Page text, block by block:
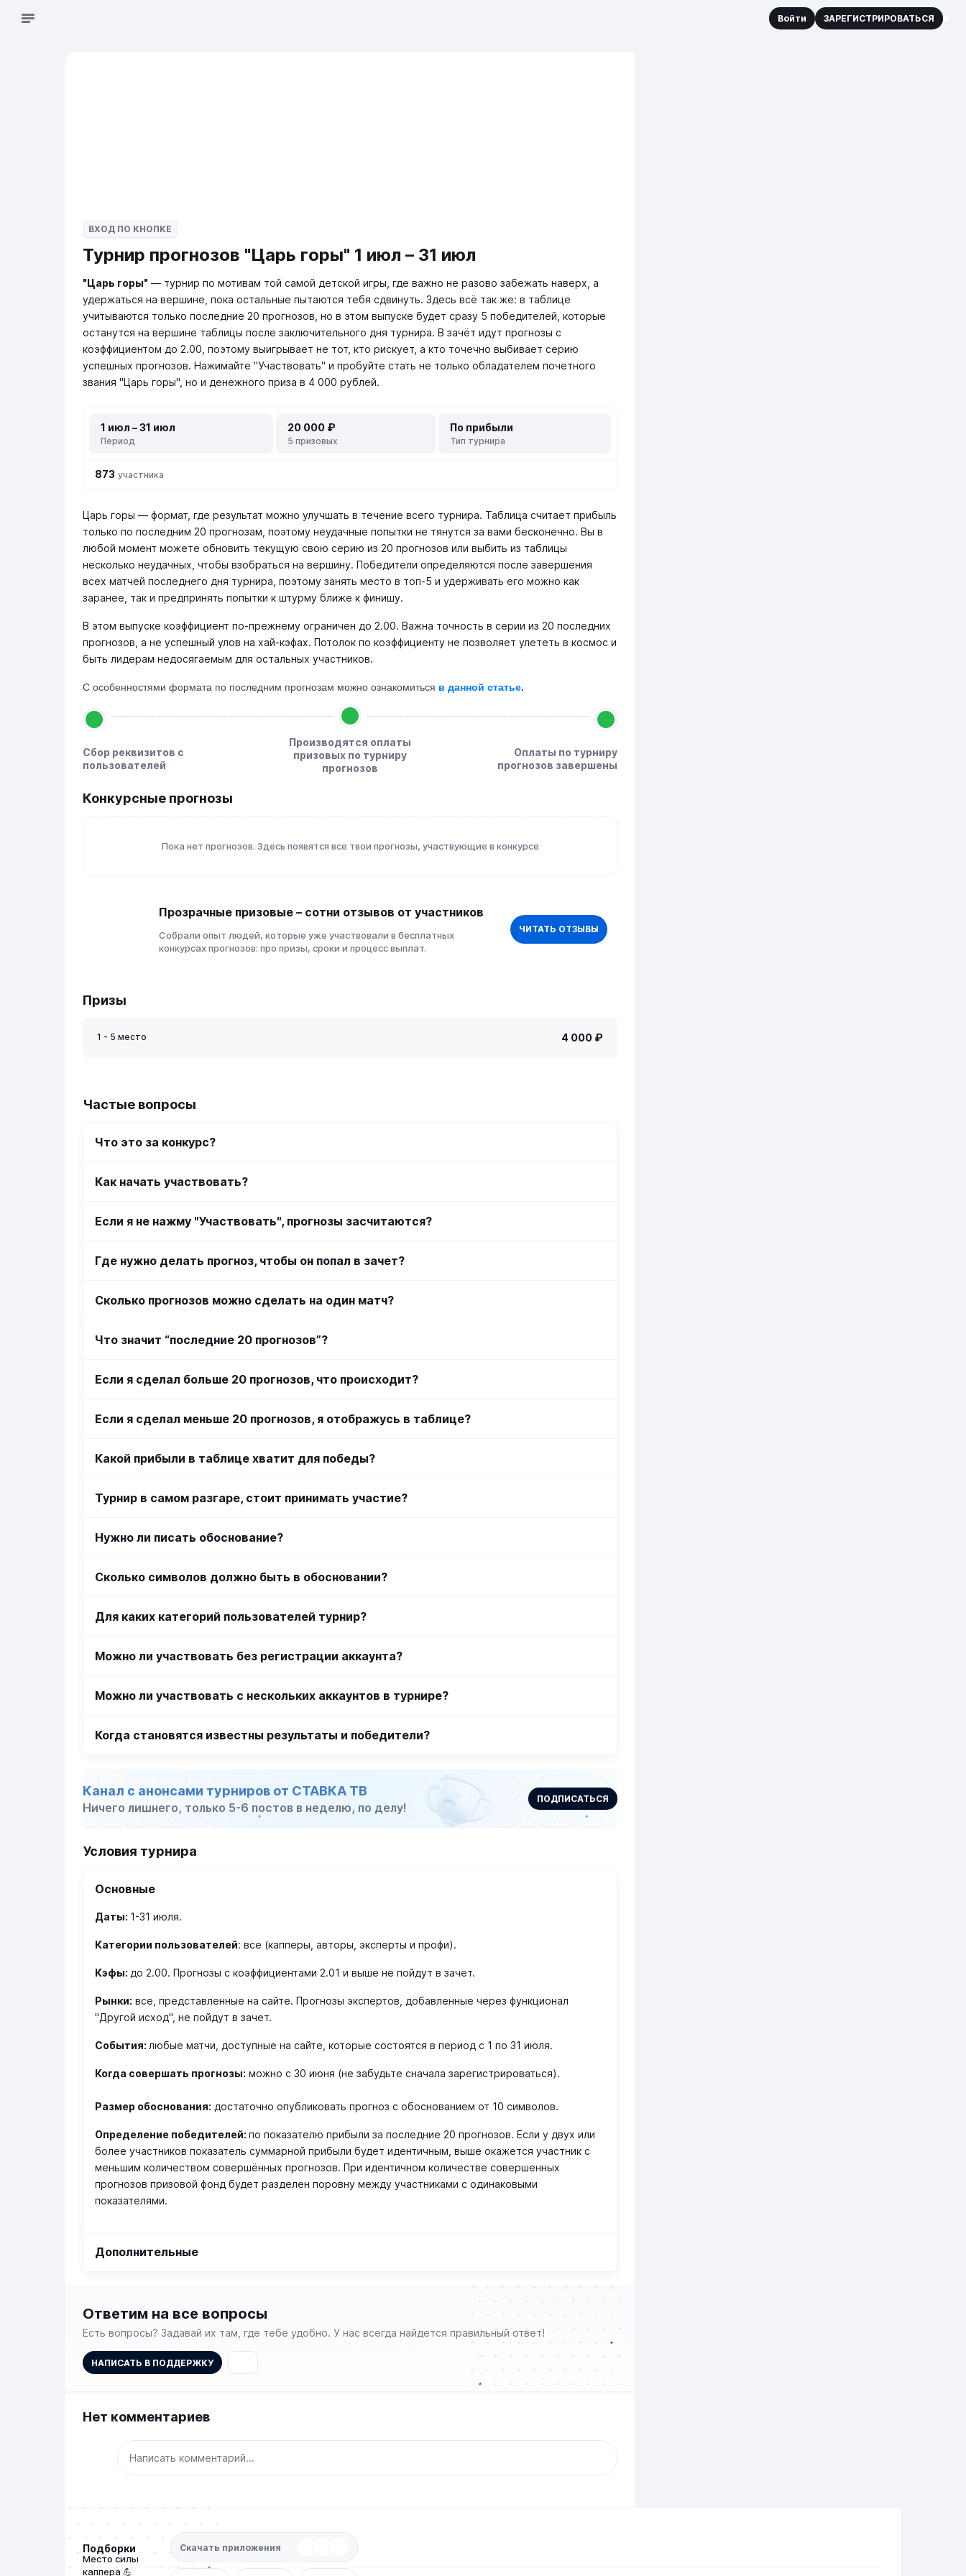
Войти ЗАРЕГИСТРИРОВАТЬСЯ
ВХОД ПО КНОПКЕ
Турнир прогнозов "Царь горы" 1 июл – 31 июл
"Царь горы" — турнир по мотивам той самой детской игры, где важно не разово забежать наверх, а
удержаться на вершине, пока остальные пытаются тебя сдвинуть. Здесь всё так же: в таблице
учитываются только последние 20 прогнозов, но в этом выпуске будет сразу 5 победителей, которые
останутся на вершине таблицы после заключительного дня турнира. В зачёт идут прогнозы с
коэффициентом до 2.00, поэтому выигрывает не тот, кто рискует, а кто точечно выбивает серию
успешных прогнозов. Нажимайте "Участвовать" и пробуйте стать не только обладателем почетного
звания "Царь горы", но и денежного приза в 4 000 рублей.
1 июл – 31 июл
Период
20 000 ₽
5 призовых
По прибыли
Тип турнира
873 участника
Царь горы — формат, где результат можно улучшать в течение всего турнира. Таблица считает прибыль
только по последним 20 прогнозам, поэтому неудачные попытки не тянутся за вами бесконечно. Вы в
любой момент можете обновить текущую свою серию из 20 прогнозов или выбить из таблицы
несколько неудачных, чтобы взобраться на вершину. Победители определяются после завершения
всех матчей последнего дня турнира, поэтому занять место в топ-5 и удерживать его можно как
заранее, так и предпринять попытки к штурму ближе к финишу.
В этом выпуске коэффициент по-прежнему ограничен до 2.00. Важна точность в серии из 20 последних
прогнозов, а не успешный улов на хай-кэфах. Потолок по коэффициенту не позволяет улететь в космос и
быть лидерам недосягаемым для остальных участников.
С особенностями формата по последним прогнозам можно ознакомиться в данной статье.
Сбор реквизитов с
пользователей
Производятся оплаты
призовых по турниру
прогнозов
Оплаты по турниру
прогнозов завершены
Конкурсные прогнозы
Пока нет прогнозов. Здесь появятся все твои прогнозы, участвующие в конкурсе
Прозрачные призовые – сотни отзывов от участников
Собрали опыт людей, которые уже участвовали в бесплатных
конкурсах прогнозов: про призы, сроки и процесс выплат.
ЧИТАТЬ ОТЗЫВЫ
Призы
1 - 5 место 4 000 ₽
Частые вопросы
Что это за конкурс?
Как начать участвовать?
Если я не нажму "Участвовать", прогнозы засчитаются?
Где нужно делать прогноз, чтобы он попал в зачет?
Сколько прогнозов можно сделать на один матч?
Что значит “последние 20 прогнозов”?
Если я сделал больше 20 прогнозов, что происходит?
Если я сделал меньше 20 прогнозов, я отображусь в таблице?
Какой прибыли в таблице хватит для победы?
Турнир в самом разгаре, стоит принимать участие?
Нужно ли писать обоснование?
Сколько символов должно быть в обосновании?
Для каких категорий пользователей турнир?
Можно ли участвовать без регистрации аккаунта?
Можно ли участвовать с нескольких аккаунтов в турнире?
Когда становятся известны результаты и победители?
Канал с анонсами турниров от СТАВКА ТВ
Ничего лишнего, только 5-6 постов в неделю, по делу!
ПОДПИСАТЬСЯ
Условия турнира
Основные
Даты: 1-31 июля.
Категории пользователей: все (капперы, авторы, эксперты и профи).
Кэфы: до 2.00. Прогнозы с коэффициентами 2.01 и выше не пойдут в зачет.
Рынки: все, представленные на сайте. Прогнозы экспертов, добавленные через функционал
"Другой исход", не пойдут в зачет.
События: любые матчи, доступные на сайте, которые состоятся в период с 1 по 31 июля.
Когда совершать прогнозы: можно с 30 июня (не забудьте сначала зарегистрироваться).
Размер обоснования: достаточно опубликовать прогноз с обоснованием от 10 символов.
Определение победителей: по показателю прибыли за последние 20 прогнозов. Если у двух или
более участников показатель суммарной прибыли будет идентичным, выше окажется участник с
меньшим количеством совершённых прогнозов. При идентичном количестве совершенных
прогнозов призовой фонд будет разделен поровну между участниками с одинаковыми
показателями.
Дополнительные
Ответим на все вопросы
Есть вопросы? Задавай их там, где тебе удобно. У нас всегда найдется правильный ответ!
НАПИСАТЬ В ПОДДЕРЖКУ
Нет комментариев
Место силы
каппера 💪
Скачать приложения
Подборки